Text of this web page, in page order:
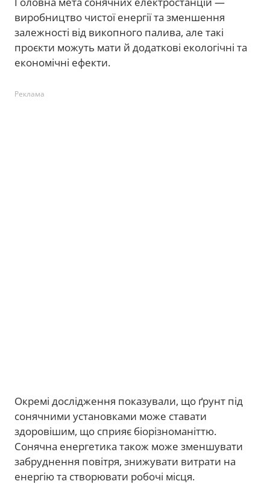
виробництво чистої енергії та зменшення
залежності від викопного палива, але такі
проєкти можуть мати й додаткові екологічні та
економічні ефекти.
Реклама
Окремі дослідження показували, що ґрунт під
сонячними установками може ставати
здоровішим, що сприяє біорізноманіттю.
Сонячна енергетика також може зменшувати
забруднення повітря, знижувати витрати на
енергію та створювати робочі місця.